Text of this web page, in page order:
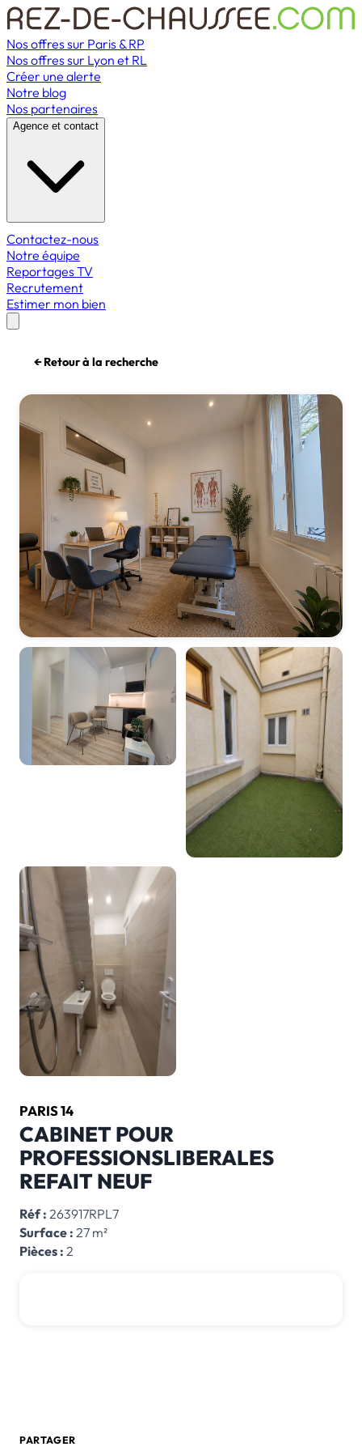
Nos offres sur Paris & RP
Nos offres sur Lyon et RL
Créer une alerte
Notre blog
Nos partenaires
Agence et contact
Contactez-nous
Notre équipe
Reportages TV
Recrutement
Estimer mon bien
← Retour à la recherche
PARIS 14
CABINET POUR
PROFESSIONSLIBERALES
REFAIT NEUF
Réf : 263917RPL7
Surface : 27 m²
Pièces : 2
PARTAGER